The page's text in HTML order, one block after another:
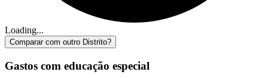
Loading...
Comparar com outro Distrito?
Gastos com educação especial